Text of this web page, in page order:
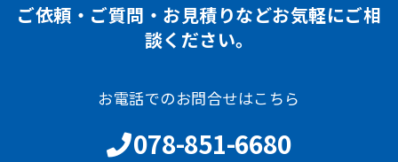
ご依頼・ご質問・お見積りなどお気軽にご相
談ください。
お電話でのお問合せはこちら
078-851-6680